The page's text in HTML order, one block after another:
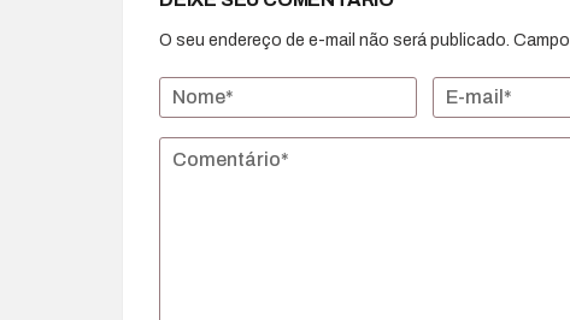
O seu endereço de e-mail não será publicado.